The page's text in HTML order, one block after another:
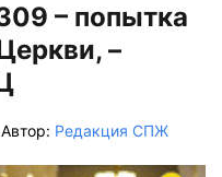
– попытка
–
Автор: Редакция СПЖ